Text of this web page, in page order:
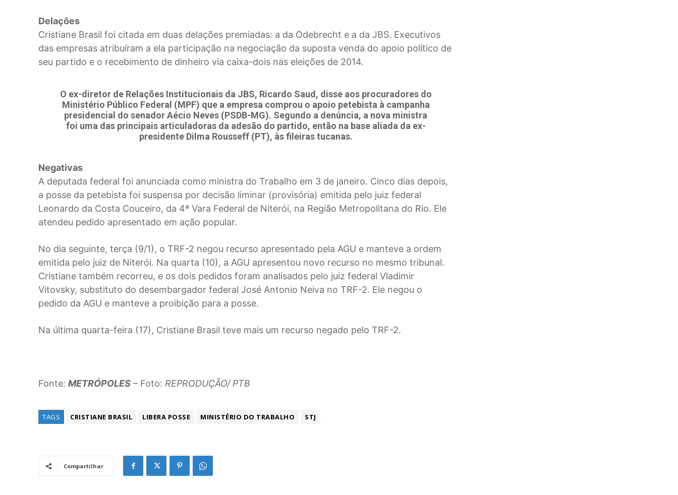
Delações
Cristiane Brasil foi citada em duas delações premiadas: a da Odebrecht e a da JBS. Executivos
das empresas atribuíram a ela participação na negociação da suposta venda do apoio político de
seu partido e o recebimento de dinheiro via caixa-dois nas eleições de 2014.
O ex-diretor de Relações Institucionais da JBS, Ricardo Saud, disse aos procuradores do
Ministério Público Federal (MPF) que a empresa comprou o apoio petebista à campanha
presidencial do senador Aécio Neves (PSDB-MG). Segundo a denúncia, a nova ministra
foi uma das principais articuladoras da adesão do partido, então na base aliada da ex-
presidente Dilma Rousseff (PT), às fileiras tucanas.
Negativas
A deputada federal foi anunciada como ministra do Trabalho em 3 de janeiro. Cinco dias depois,
a posse da petebista foi suspensa por decisão liminar (provisória) emitida pelo juiz federal
Leonardo da Costa Couceiro, da 4ª Vara Federal de Niterói, na Região Metropolitana do Rio. Ele
atendeu pedido apresentado em ação popular.
No dia seguinte, terça (9/1), o TRF-2 negou recurso apresentado pela AGU e manteve a ordem
emitida pelo juiz de Niterói. Na quarta (10), a AGU apresentou novo recurso no mesmo tribunal.
Cristiane também recorreu, e os dois pedidos foram analisados pelo juiz federal Vladimir
Vitovsky, substituto do desembargador federal José Antonio Neiva no TRF-2. Ele negou o
pedido da AGU e manteve a proibição para a posse.
Na última quarta-feira (17), Cristiane Brasil teve mais um recurso negado pelo TRF-2.
Fonte: METRÓPOLES – Foto: REPRODUÇÃO/ PTB
TAGS CRISTIANE BRASIL LIBERA POSSE MINISTÉRIO DO TRABALHO STJ
Compartilhar